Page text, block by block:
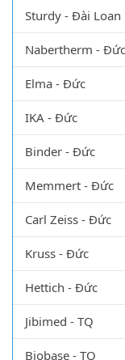
Sturdy - Đài Loan
Nabertherm - Đức
Elma - Đức
IKA - Đức
Binder - Đức
Memmert - Đức
Carl Zeiss - Đức
Kruss - Đức
Hettich - Đức
Jibimed - TQ
Biobase - TQ